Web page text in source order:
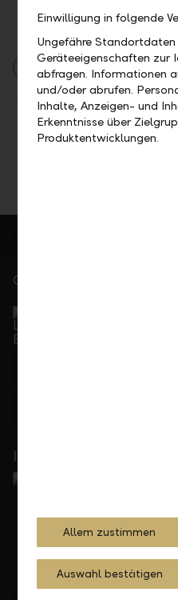
Auszeichnungen
Teilen
Gerne für Sie da
In Ihrer Nähe
Einwilligung in folgende
Ungefähre Standortdaten
Geräteeigenschaften zur
abfragen. Informationen
und/oder abrufen.
Inhalte, Anzeigen- und
Erkenntnisse über
Produktentwicklungen.
Allem zustimmen
Auswahl bestätigen